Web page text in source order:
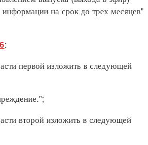
информации на срок до трех месяцев"
:
первой изложить в следующей
второй изложить в следующей